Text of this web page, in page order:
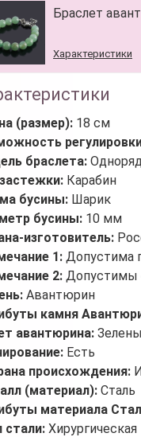
Браслет
Характеристики
(размер): 18 см
браслета:
Карабин
бусины: Шарик
бусины: 10 мм
изготовитель:
1: Допустима
2: Допустимы
Авантюрин
камня
авантюрина:
Есть
происхождения:
(материал): Сталь
материала
стали: Хирургическая